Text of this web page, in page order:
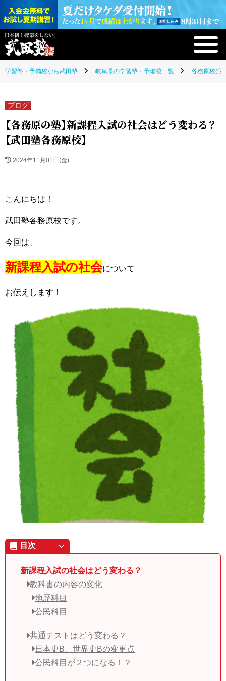
学習塾・予備校なら武田塾 岐阜県の学習塾・予備校一覧 各務原校(学
ブログ
【各務原の塾】新課程入試の社会はどう変わる？
【武田塾各務原校】
2024年11月01日(金)
こんにちは！
武田塾各務原校です。
今回は、
新課程入試の社会について
お伝えします！
目次
新課程入試の社会はどう変わる？
教科書の内容の変化
地歴科目
公民科目
共通テストはどう変わる？
日本史B、世界史Bの変更点
公民科目が２つになる！？